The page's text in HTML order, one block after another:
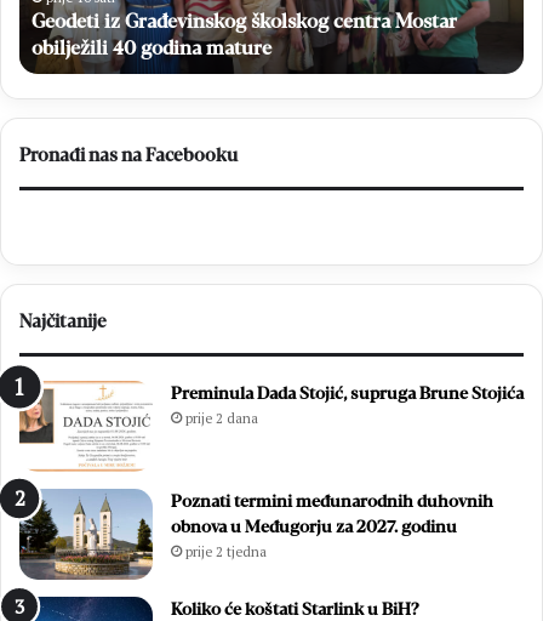
NS
HNŽ
na
stadionu
Bare
HNK Brotnjo i HNK Stolac u finalu Kupa NS HNŽ na
stadionu Bare
Pronađi nas na Facebooku
Najčitanije
Preminula Dada Stojić, supruga Brune Stojića
prije 2 dana
Poznati termini međunarodnih duhovnih
obnova u Međugorju za 2027. godinu
prije 2 tjedna
Koliko će koštati Starlink u BiH?